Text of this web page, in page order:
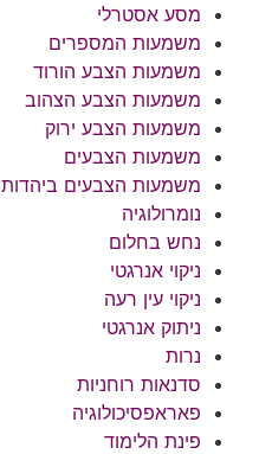
מסע אסטרלי
משמעות המספרים
משמעות הצבע הורוד
משמעות הצבע הצהוב
משמעות הצבע ירוק
משמעות הצבעים
משמעות הצבעים ביהדות
נומרולוגיה
נחש בחלום
ניקוי אנרגטי
ניקוי עין רעה
ניתוק אנרגטי
נרות
סדנאות רוחניות
פאראפסיכולוגיה
פינת הלימוד